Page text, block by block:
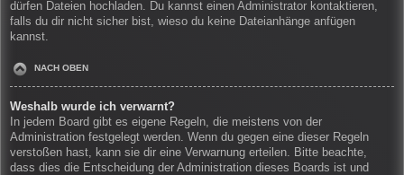
dürfen Dateien hochladen. Du kannst einen Administrator kontaktieren,
falls du dir nicht sicher bist, wieso du keine Dateianhänge anfügen
kannst.
NACH OBEN
Weshalb wurde ich verwarnt?
In jedem Board gibt es eigene Regeln, die meistens von der
Administration festgelegt werden. Wenn du gegen eine dieser Regeln
verstoßen hast, kann sie dir eine Verwarnung erteilen. Bitte beachte,
dass dies die Entscheidung der Administration dieses Boards ist und